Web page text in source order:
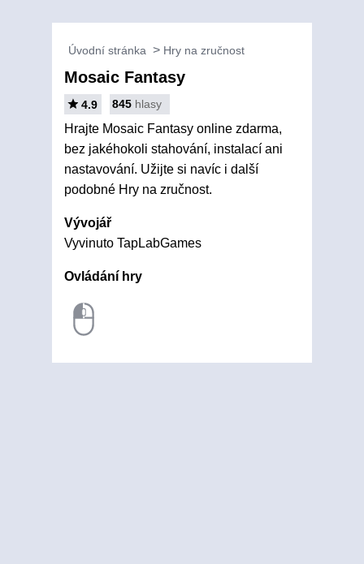
Úvodní stránka Hry na zručnost
Mosaic Fantasy
4.9 845 hlasy
Hrajte Mosaic Fantasy online zdarma,
bez jakéhokoli stahování, instalací ani
nastavování. Užijte si navíc i další
podobné Hry na zručnost.
Vývojář
Vyvinuto TapLabGames
Ovládání hry